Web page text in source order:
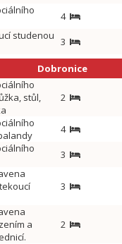
4
studenou 3
Dobronice
stůl,
2
4
3
3
a
2